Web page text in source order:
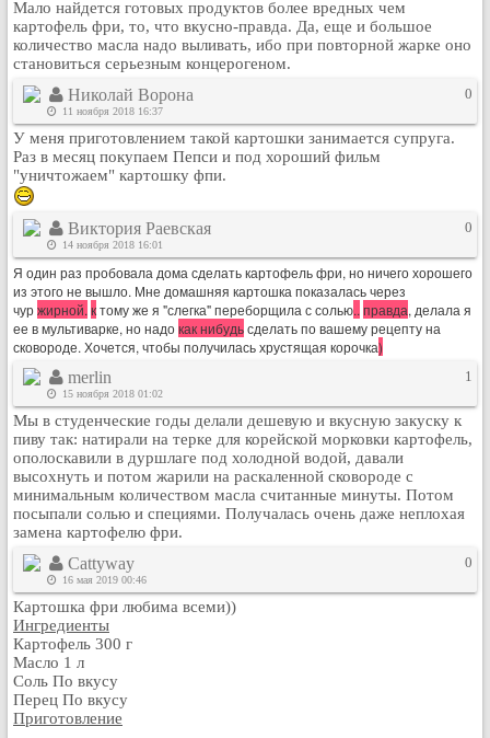
Мало найдется готовых продуктов более вредных чем
картофель фри, то, что вкусно-правда. Да, еще и большое
количество масла надо выливать, ибо при повторной жарке оно
становиться серьезным концерогеном.
Николай Ворона
11 ноября 2018 16:37
0
У меня приготовлением такой картошки занимается супруга.
Раз в месяц покупаем Пепси и под хороший фильм
"уничтожаем" картошку фпи.
Виктория Раевская
14 ноября 2018 16:01
0
Я один раз пробовала дома сделать картофель фри, но ничего хорошего
из этого не вышло. Мне домашняя картошка показалась через
чуржирной. ктому же я "слегка" переборщила с солью.. правда, делала я
ее в мультиварке, но надокак нибудьсделать по вашему рецепту на
сковороде. Хочется, чтобы получилась хрустящая корочка)
merlin
15 ноября 2018 01:02
1
Мы в студенческие годы делали дешевую и вкусную закуску к
пиву так: натирали на терке для корейской морковки картофель,
ополоскавили в дуршлаге под холодной водой, давали
высохнуть и потом жарили на раскаленной сковороде с
минимальным количеством масла считанные минуты. Потом
посыпали солью и специями. Получалась очень даже неплохая
замена картофелю фри.
Cattyway
16 мая 2019 00:46
0
Картошка фри любима всеми))
Ингредиенты
Картофель 300 г
Масло 1 л
Соль По вкусу
Перец По вкусу
Приготовление